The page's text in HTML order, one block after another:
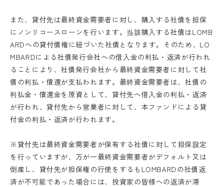
また、貸付先は最終資金需要者に対し、購入する社債を担保
にノンリコースローンを行います。当該購入する社債はLOMB
ARDへの貸付債権に紐づいた社債となります。そのため、LO
MBARDによる社債発行会社への借入金の利払・返済が行われ
ることにより、社債発行会社から最終資金需要者に対して社
債の利払・償還が支払われます。最終資金需要者は、社債の
利払金・償還金を原資として、貸付先へ借入金の利払・返済
が行われ、貸付先から営業者に対して、本ファンドによる貸
付金の利払・返済が行われます。
※貸付先は最終資金需要者が保有する社債に対して担保設定
を行っていますが、万が一最終資金需要者がデフォルト又は
倒産し、貸付先が担保権の行使をするもLOMBARDの社債返
済が不可能であった場合には、投資家の皆様への返済が滞
新規会員登録